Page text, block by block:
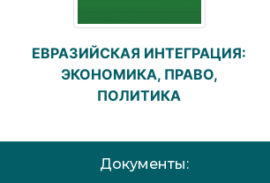
ЕВРАЗИЙСКАЯ ИНТЕГРАЦИЯ:
ЭКОНОМИКА, ПРАВО,
ПОЛИТИКА
Документы: